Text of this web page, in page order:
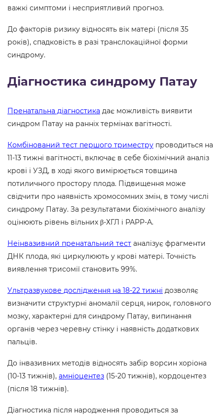
важкі симптоми і несприятливий прогноз.
До факторів ризику відносять вік матері (після 35
років), спадковість в разі транслокаційної форми
синдрому.
Діагностика синдрому Патау
Пренатальна діагностика дає можливість виявити
синдром Патау на ранніх термінах вагітності.
Комбінований тест першого триместру проводиться на
11-13 тижні вагітності, включає в себе біохімічний аналіз
крові і УЗД, в ході якого вимірюється товщина
потиличного простору плода. Підвищення може
свідчити про наявність хромосомних змін, в тому числі
синдрому Патау. За результатами біохімічного аналізу
оцінюють рівень вільних β-ХГЛ і РАРР-А.
Неінвазивний пренатальний тест аналізує фрагменти
ДНК плода, які циркулюють у крові матері. Точність
виявлення трисомії становить 99%.
Ультразвукове дослідження на 18-22 тижні дозволяє
визначити структурні аномалії серця, нирок, головного
мозку, характерні для синдрому Патау, випинання
органів через черевну стінку і наявність додаткових
пальців.
До інвазивних методів відносять забір ворсин хоріона
(10-13 тижнів), амніоцентез (15-20 тижнів), кордоцентез
(після 18 тижнів).
Діагностика після народження проводиться за